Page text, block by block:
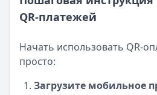
QR-платежей
Начать использовать QR-
просто:
Загрузите мобильное